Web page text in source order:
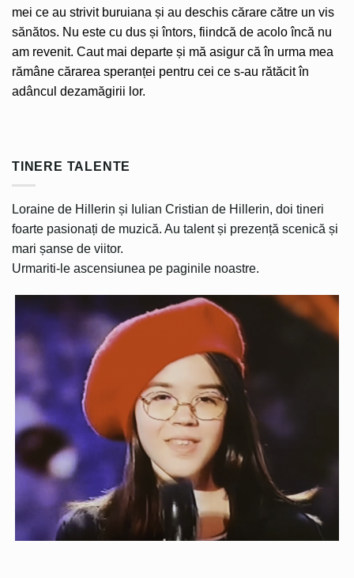
mei ce au strivit buruiana și au deschis cărare către un vis
sănătos. Nu este cu dus și întors, fiindcă de acolo încă nu
am revenit. Caut mai departe și mă asigur că în urma mea
rămâne cărarea speranței pentru cei ce s-au rătăcit în
adâncul dezamăgirii lor.
TINERE TALENTE
Loraine de Hillerin și Iulian Cristian de Hillerin, doi tineri
foarte pasionați de muzică. Au talent și prezență scenică și
mari șanse de viitor.
Urmariti-le ascensiunea pe paginile noastre.